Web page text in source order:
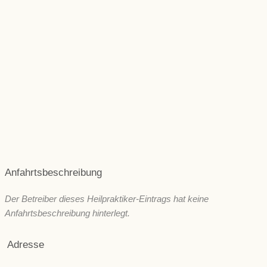
Anfahrtsbeschreibung
Der Betreiber dieses Heilpraktiker-Eintrags hat keine
Anfahrtsbeschreibung hinterlegt.
Adresse